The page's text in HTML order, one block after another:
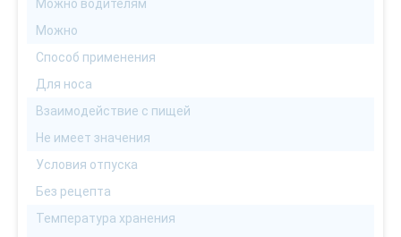
Можно водителям
Можно
Способ применения
Для носа
Взаимодействие с пищей
Не имеет значения
Условия отпуска
Без рецепта
Температура хранения